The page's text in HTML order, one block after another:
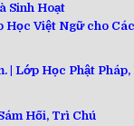
Sinh Hoạt
Học Việt Ngữ cho
| Lớp Học Phật
Hối, Trì Chú